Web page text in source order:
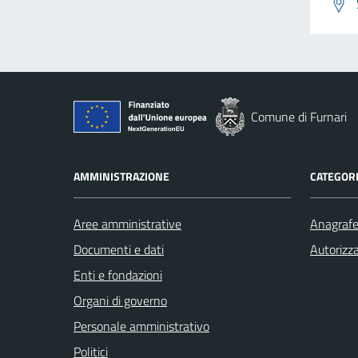
Comune di Furnari
AMMINISTRAZIONE
Aree amministrative
Documenti e dati
Enti e fondazioni
Organi di governo
Personale amministrativo
Politici